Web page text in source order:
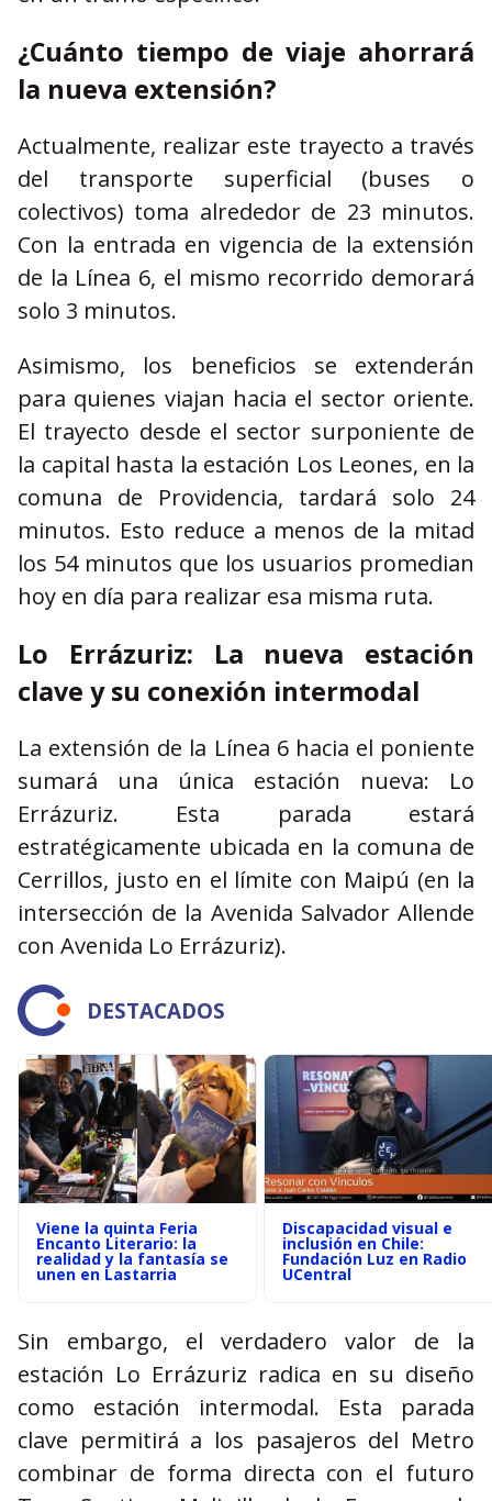
¿Cuánto tiempo de viaje ahorrará
la nueva extensión?
Actualmente, realizar este trayecto a través
del transporte superficial (buses o
colectivos) toma alrededor de 23 minutos.
Con la entrada en vigencia de la extensión
de la Línea 6, el mismo recorrido demorará
solo 3 minutos.
Asimismo, los beneficios se extenderán
para quienes viajan hacia el sector oriente.
El trayecto desde el sector surponiente de
la capital hasta la estación Los Leones, en la
comuna de Providencia, tardará solo 24
minutos. Esto reduce a menos de la mitad
los 54 minutos que los usuarios promedian
hoy en día para realizar esa misma ruta.
Lo Errázuriz: La nueva estación
clave y su conexión intermodal
La extensión de la Línea 6 hacia el poniente
sumará una única estación nueva: Lo
Errázuriz. Esta parada estará
estratégicamente ubicada en la comuna de
Cerrillos, justo en el límite con Maipú (en la
intersección de la Avenida Salvador Allende
con Avenida Lo Errázuriz).
DESTACADOS
Viene la quinta Feria
Encanto Literario: la
realidad y la fantasía se
unen en Lastarria
Discapacidad visual e
inclusión en Chile:
Fundación Luz en Radio
UCentral
Sin embargo, el verdadero valor de la
estación Lo Errázuriz radica en su diseño
como estación intermodal. Esta parada
clave permitirá a los pasajeros del Metro
combinar de forma directa con el futuro